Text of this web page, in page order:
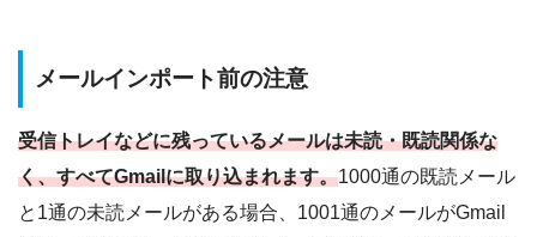
メールインポート前の注意
受信トレイなどに残っているメールは未読・既読関係な
く、すべてGmailに取り込まれます。1000通の既読メール
と1通の未読メールがある場合、1001通のメールがGmail